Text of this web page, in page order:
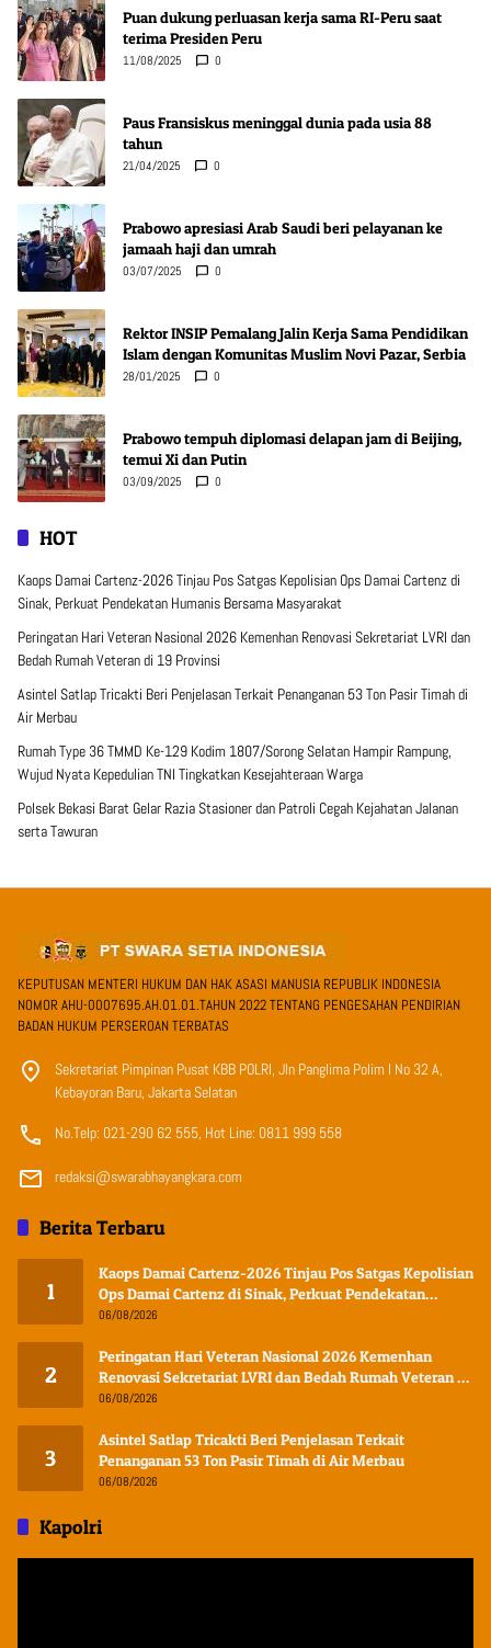
Puan dukung perluasan kerja sama RI-Peru saat
terima Presiden Peru
11/08/2025 0
Paus Fransiskus meninggal dunia pada usia 88
tahun
21/04/2025 0
Prabowo apresiasi Arab Saudi beri pelayanan ke
jamaah haji dan umrah
03/07/2025 0
Rektor INSIP Pemalang Jalin Kerja Sama Pendidikan
Islam dengan Komunitas Muslim Novi Pazar, Serbia
28/01/2025 0
Prabowo tempuh diplomasi delapan jam di Beijing,
temui Xi dan Putin
03/09/2025 0
HOT
Kaops Damai Cartenz-2026 Tinjau Pos Satgas Kepolisian Ops Damai Cartenz di
Sinak, Perkuat Pendekatan Humanis Bersama Masyarakat
Peringatan Hari Veteran Nasional 2026 Kemenhan Renovasi Sekretariat LVRI dan
Bedah Rumah Veteran di 19 Provinsi
Asintel Satlap Tricakti Beri Penjelasan Terkait Penanganan 53 Ton Pasir Timah di
Air Merbau
Rumah Type 36 TMMD Ke-129 Kodim 1807/Sorong Selatan Hampir Rampung,
Wujud Nyata Kepedulian TNI Tingkatkan Kesejahteraan Warga
Polsek Bekasi Barat Gelar Razia Stasioner dan Patroli Cegah Kejahatan Jalanan
serta Tawuran
KEPUTUSAN MENTERI HUKUM DAN HAK ASASI MANUSIA REPUBLIK INDONESIA
NOMOR AHU-0007695.AH.01.01.TAHUN 2022 TENTANG PENGESAHAN PENDIRIAN
BADAN HUKUM PERSEROAN TERBATAS
Sekretariat Pimpinan Pusat KBB POLRI, Jln Panglima Polim I No 32 A,
Kebayoran Baru, Jakarta Selatan
No.Telp: 021-290 62 555, Hot Line: 0811 999 558
redaksi@swarabhayangkara.com
Berita Terbaru
1
Kaops Damai Cartenz-2026 Tinjau Pos Satgas Kepolisian
Ops Damai Cartenz di Sinak, Perkuat Pendekatan
Humanis Bersama Masyarakat
06/08/2026
2
Peringatan Hari Veteran Nasional 2026 Kemenhan
Renovasi Sekretariat LVRI dan Bedah Rumah Veteran di
19 Provinsi
06/08/2026
3
Asintel Satlap Tricakti Beri Penjelasan Terkait
Penanganan 53 Ton Pasir Timah di Air Merbau
06/08/2026
Kapolri